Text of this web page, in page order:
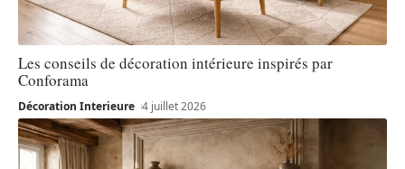
Les conseils de décoration intérieure inspirés par
Conforama
Décoration Interieure 4 juillet 2026